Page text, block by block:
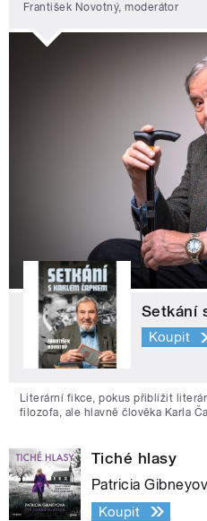
František Novotný, moderátor
Setkání
Koupit
Literární fikce, pokus přiblížit
filozofa, ale hlavně člověka Karla
Tiché hlasy
Patricia
Koupit